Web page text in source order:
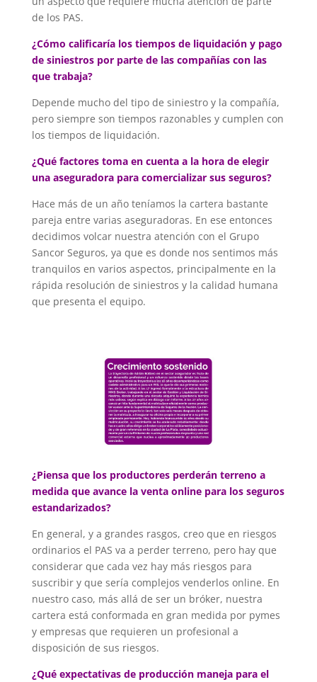
de los PAS.
¿Cómo calificaría los tiempos de liquidación y pago
de siniestros por parte de las compañías con las
que trabaja?
Depende mucho del tipo de siniestro y la compañía,
pero siempre son tiempos razonables y cumplen con
los tiempos de liquidación.
¿Qué factores toma en cuenta a la hora de elegir
una aseguradora para comercializar sus seguros?
Hace más de un año teníamos la cartera bastante
pareja entre varias aseguradoras. En ese entonces
decidimos volcar nuestra atención con el Grupo
Sancor Seguros, ya que es donde nos sentimos más
tranquilos en varios aspectos, principalmente en la
rápida resolución de siniestros y la calidad humana
que presenta el equipo.
¿Piensa que los productores perderán terreno a
medida que avance la venta online para los seguros
estandarizados?
En general, y a grandes rasgos, creo que en riesgos
ordinarios el PAS va a perder terreno, pero hay que
considerar que cada vez hay más riesgos para
suscribir y que sería complejos venderlos online. En
nuestro caso, más allá de ser un bróker, nuestra
cartera está conformada en gran medida por pymes
y empresas que requieren un profesional a
disposición de sus riesgos.
¿Qué expectativas de producción maneja para el